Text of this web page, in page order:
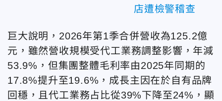
店遭檢警稽查
巨大說明，2026年第1季合併營收為125.2億
元，雖然營收規模受代工業務調整影響，年減
53.9%，但集團整體毛利率由2025年同期的
17.8%提升至19.6%，成長主因在於自有品牌
回穩，且代工業務占比從39%下降至24%，顯